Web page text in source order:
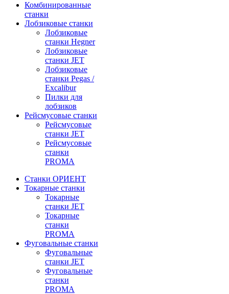
Комбинированные
станки
Лобзиковые станки
Лобзиковые
станки Hegner
Лобзиковые
станки JET
Лобзиковые
станки Pegas /
Excalibur
Пилки для
лобзиков
Рейсмусовые станки
Рейсмусовые
станки JET
Рейсмусовые
станки
PROMA
Станки ОРИЕНТ
Токарные станки
Toкарные
станки JET
Токарные
станки
PROMA
Фуговальные станки
Фуговальные
станки JET
Фуговальные
станки
PROMA